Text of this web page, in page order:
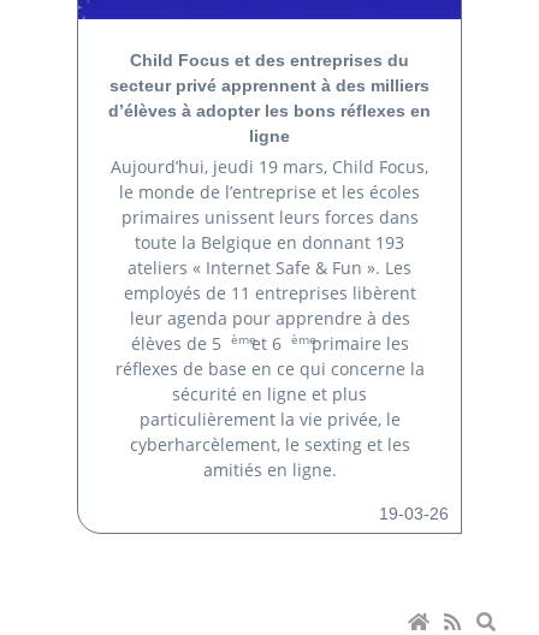
Child Focus et des entreprises du
secteur privé apprennent à des milliers
d’élèves à adopter les bons réflexes en
ligne
Aujourd’hui, jeudi 19 mars, Child Focus,
le monde de l’entreprise et les écoles
primaires unissent leurs forces dans
toute la Belgique en donnant 193
ateliers « Internet Safe & Fun ». Les
employés de 11 entreprises libèrent
leur agenda pour apprendre à des
élèves de 5
èmeet 6 èmeprimaire les
réflexes de base en ce qui concerne la
sécurité en ligne et plus
particulièrement la vie privée, le
cyberharcèlement, le sexting et les
amitiés en ligne.
19-03-26